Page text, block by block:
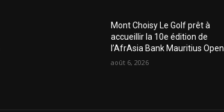
Mont Choisy Le Golf prêt à
accueillir la 10e édition de
l’AfrAsia Bank Mauritius Open
août 6, 2026